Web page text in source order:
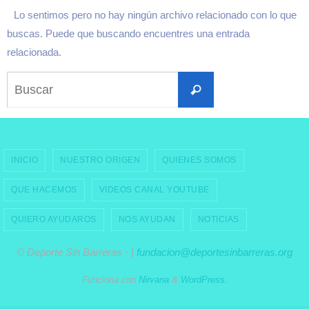
Lo sentimos pero no hay ningún archivo relacionado con lo que
buscas. Puede que buscando encuentres una entrada
relacionada.
Buscar
INICIO NUESTRO ORIGEN QUIENES SOMOS
QUE HACEMOS VIDEOS CANAL YOUTUBE
QUIERO AYUDAROS NOS AYUDAN NOTICIAS
© Deporte Sin Barreras · | fundacion@deportesinbarreras.org
Funciona con Nirvana& WordPress.